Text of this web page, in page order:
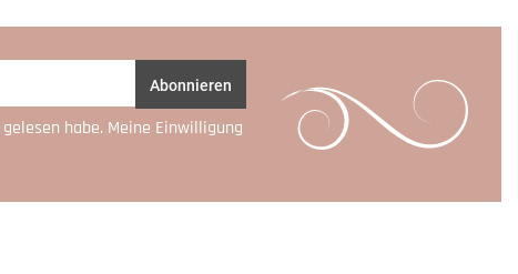
Abonnieren
gelesen habe. Meine Einwilligung